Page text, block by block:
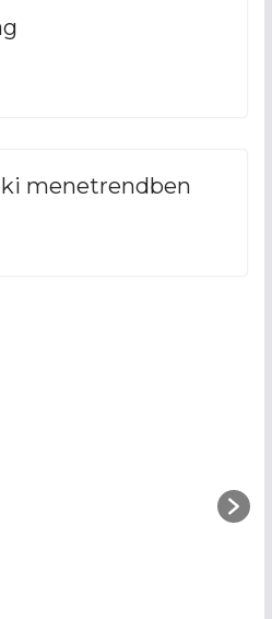
menetrendben